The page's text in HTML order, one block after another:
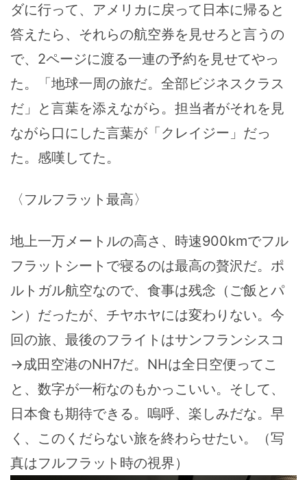
ダに行って、アメリカに戻って日本に帰ると
答えたら、それらの航空券を見せろと言うの
で、2ページに渡る一連の予約を見せてやっ
た。「地球一周の旅だ。全部ビジネスクラス
だ」と言葉を添えながら。担当者がそれを見
ながら口にした言葉が「クレイジー」だっ
た。感嘆してた。
〈フルフラット最高〉
地上一万メートルの高さ、時速900kmでフル
フラットシートで寝るのは最高の贅沢だ。ポ
ルトガル航空なので、食事は残念（ご飯とパ
ン）だったが、チヤホヤには変わりない。今
回の旅、最後のフライトはサンフランシスコ
→成田空港のNH7だ。NHは全日空便ってこ
と、数字が一桁なのもかっこいい。そして、
日本食も期待できる。嗚呼、楽しみだな。早
く、このくだらない旅を終わらせたい。（写
真はフルフラット時の視界）